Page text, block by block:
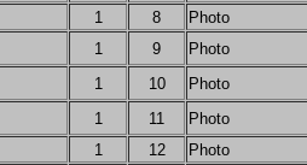
1 8
Photo
1 9
Photo
1 10
Photo
1 11
Photo
1 12
Photo